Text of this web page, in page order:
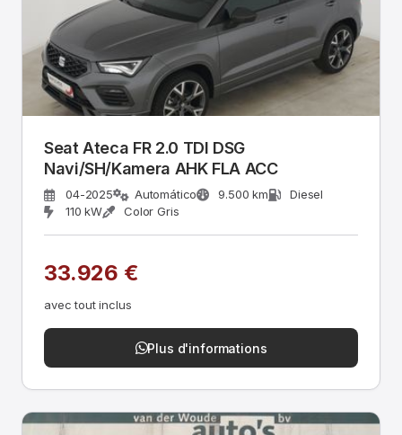
Seat Ateca FR 2.0 TDI DSG
Navi/SH/Kamera AHK FLA ACC
04-2025 Automático 9.500 km
Diesel
110 kW
Color Gris
33.926 €
avec tout inclus
Plus d'informations